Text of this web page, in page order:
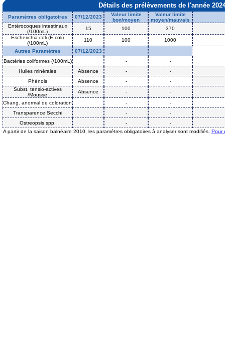
Détails des prélèvements de l'année
Paramètres obligatoires 07/12/2023
Valeur limite
bon/moyen
Valeur limite
moyen/mauvais
Entérocoques intestinaux
(/100mL)
15 100
370
Escherichia coli (E.coli)
(/100mL)
110 100
1000
Autres Paramètres
07/12/2023
Bactéries coliformes (/100mL)
-
-
Huiles minérales
Absence -
-
Phénols
Absence -
-
Subst. tensio-actives
/Mousse
Absence -
-
Chang. anormal de coloration
-
-
Transparence Secchi
-
-
Ostreopsis spp.
-
-
A partir de la saison balnéaire 2010, les paramètres obligatoires à analyser sont modifiés. Pour